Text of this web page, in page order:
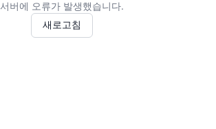
서버에 오류가 발생했습니다.
새로고침